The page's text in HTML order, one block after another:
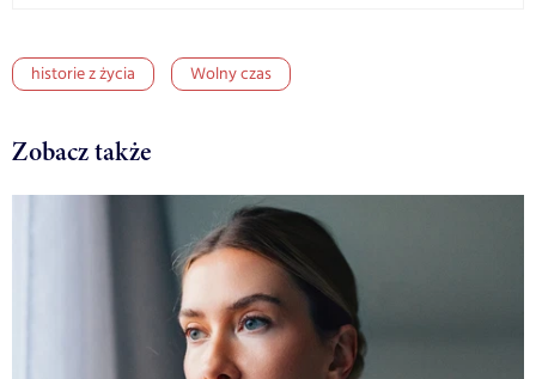
historie z życia Wolny czas
Zobacz także